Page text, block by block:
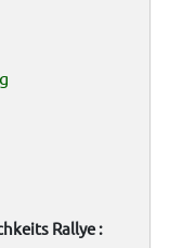
Rallye :